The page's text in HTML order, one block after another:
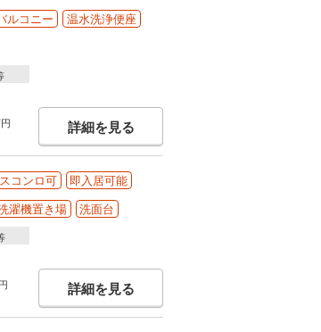
ルコニー 温水洗浄便座
詳細を見る
コンロ可
即入居可能
濯機置き場 洗面台
詳細を見る